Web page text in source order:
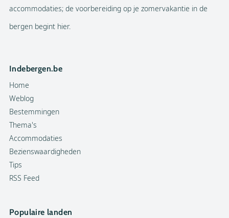
accommodaties; de voorbereiding op je zomervakantie in de
bergen begint hier.
Indebergen.be
Home
Weblog
Bestemmingen
Thema's
Accommodaties
Bezienswaardigheden
Tips
RSS Feed
Populaire landen